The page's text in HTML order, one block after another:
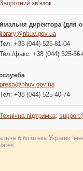
Зворотний зв'язок
директора (для
library@nbuv.gov.ua
Тел: +38 (044) 525-81-04
Тел./факс: +38 (044) 525-56-
presa@nbuv.gov.ua
Тел: +38 (044) 525-40-74
Технічна підтримка:
бібліотека України